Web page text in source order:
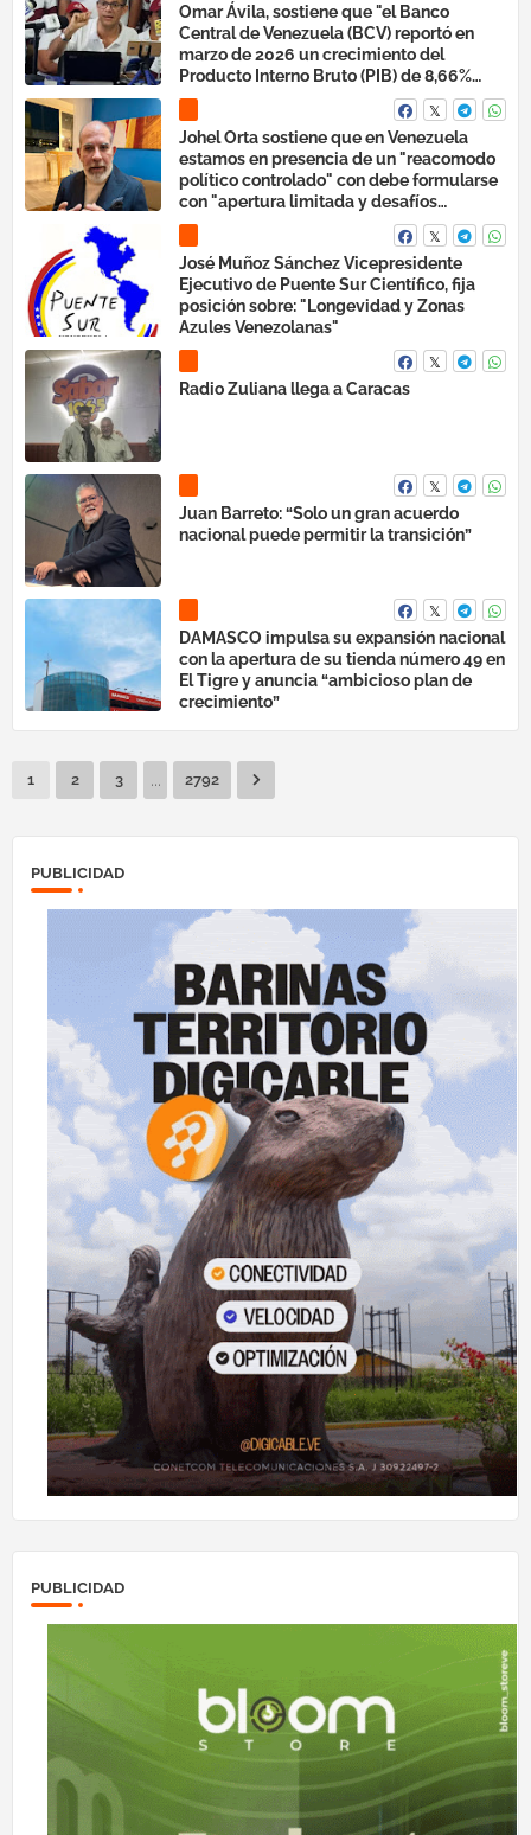
Omar Ávila, sostiene que "el Banco
Central de Venezuela (BCV) reportó en
marzo de 2026 un crecimiento del
Producto Interno Bruto (PIB) de 8,66%
para el año 2025, con 19 trimestres
consecutivos de expansión".
Johel Orta sostiene que en Venezuela
estamos en presencia de un "reacomodo
político controlado" con debe formularse
con "apertura limitada y desafíos
institucionales democráticos"
José Muñoz Sánchez Vicepresidente
Ejecutivo de Puente Sur Científico, fija
posición sobre: "Longevidad y Zonas
Azules Venezolanas"
Radio Zuliana llega a Caracas
Juan Barreto: “Solo un gran acuerdo
nacional puede permitir la transición”
DAMASCO impulsa su expansión nacional
con la apertura de su tienda número 49 en
El Tigre y anuncia “ambicioso plan de
crecimiento”
1 2 3 ... 2792
PUBLICIDAD
PUBLICIDAD